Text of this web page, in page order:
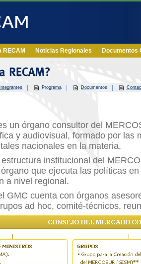
RECAM Noticias Regionales Documentos
Integrantes Programa Documentos
un órgano consultor del
y audiovisual, formado por las
nacionales en la materia.
institucional del
que ejecuta las políticas
a nivel regional.
GMC cuenta con órganos
ad hoc, comité-técnicos,